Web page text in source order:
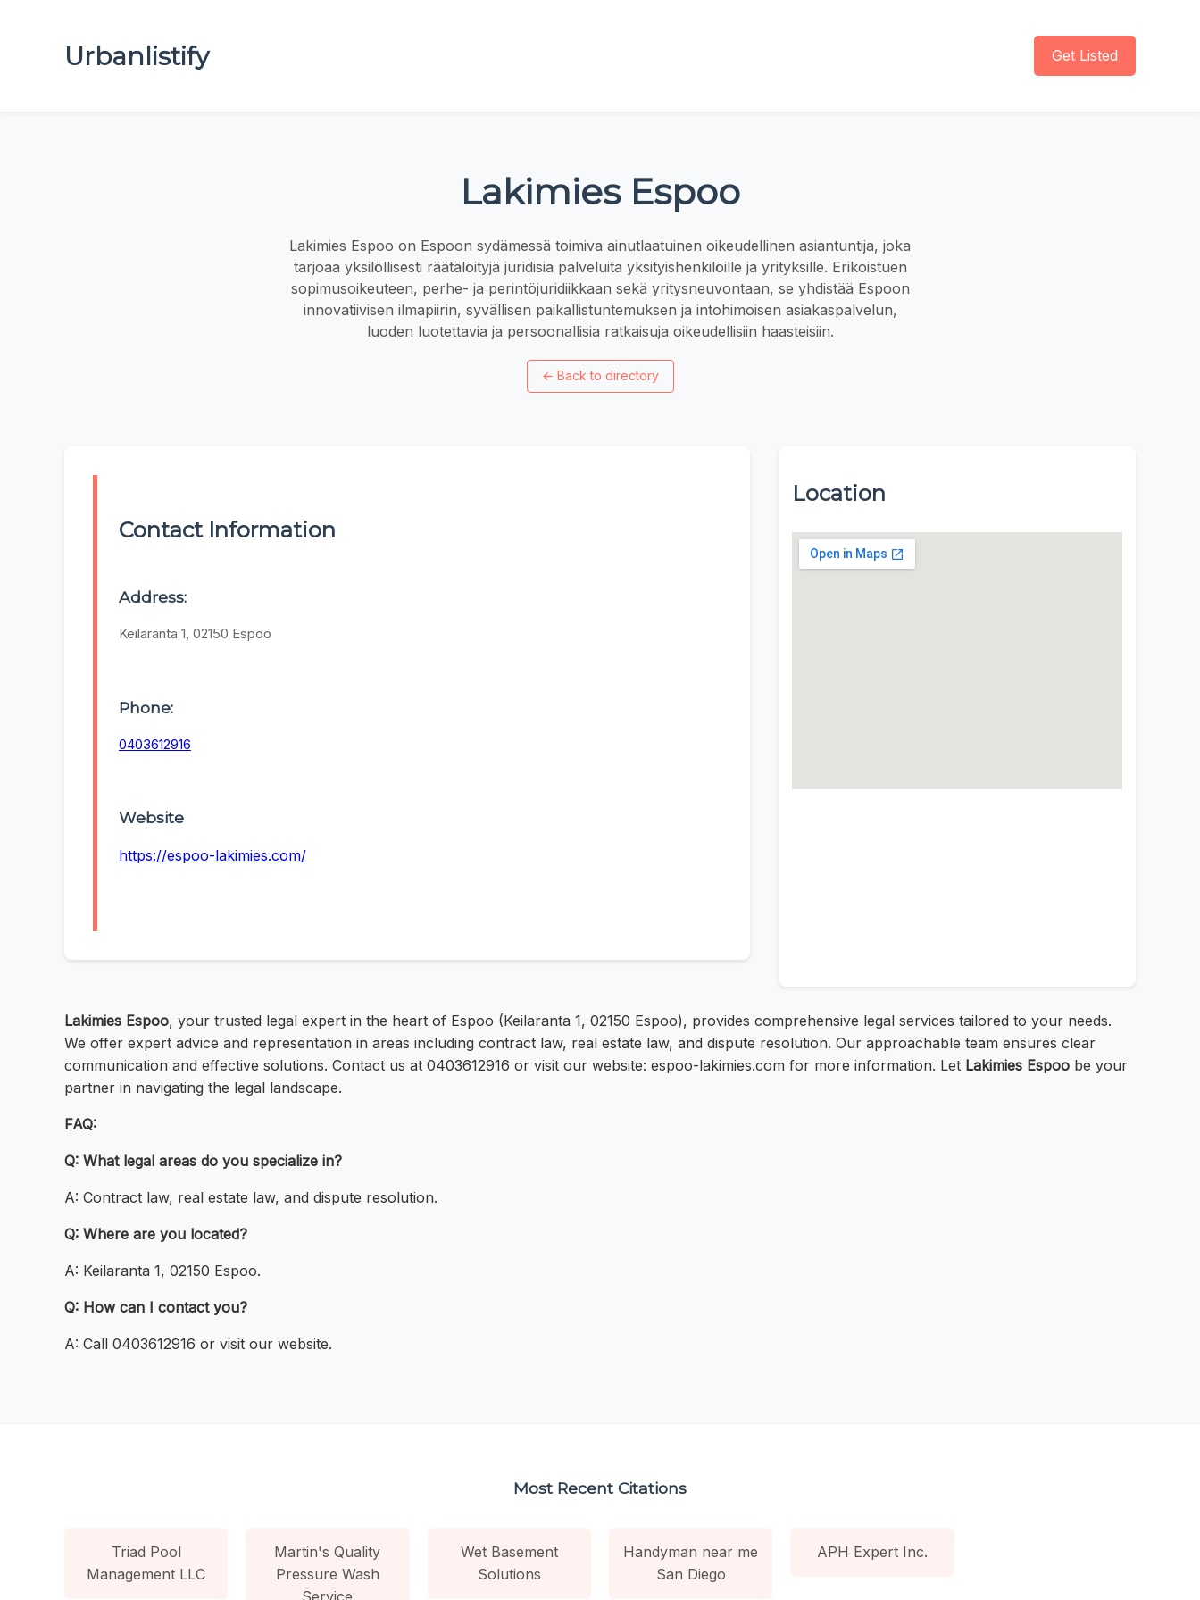
Urbanlistify Get Listed
Lakimies Espoo
Lakimies Espoo on Espoon sydämessä toimiva ainutlaatuinen oikeudellinen asiantuntija, joka
tarjoaa yksilöllisesti räätälöityjä juridisia palveluita yksityishenkilöille ja yrityksille. Erikoistuen
sopimusoikeuteen, perhe- ja perintöjuridiikkaan sekä yritysneuvontaan, se yhdistää Espoon
innovatiivisen ilmapiirin, syvällisen paikallistuntemuksen ja intohimoisen asiakaspalvelun,
luoden luotettavia ja persoonallisia ratkaisuja oikeudellisiin haasteisiin.
← Back to directory
Contact Information
Address:
Keilaranta 1, 02150 Espoo
Phone:
0403612916
Website
https://espoo-lakimies.com/
Location
Lakimies Espoo, your trusted legal expert in the heart of Espoo (Keilaranta 1, 02150 Espoo), provides comprehensive legal services tailored to your needs.
We offer expert advice and representation in areas including contract law, real estate law, and dispute resolution. Our approachable team ensures clear
communication and effective solutions. Contact us at 0403612916 or visit our website: espoo-lakimies.com for more information. Let Lakimies Espoo be your
partner in navigating the legal landscape.
FAQ:
Q: What legal areas do you specialize in?
A: Contract law, real estate law, and dispute resolution.
Q: Where are you located?
A: Keilaranta 1, 02150 Espoo.
Q: How can I contact you?
A: Call 0403612916 or visit our website.
Most Recent Citations
Triad Pool
Management LLC
Martin's Quality
Pressure Wash
Service
Wet Basement
Solutions
Handyman near me
San Diego
APH Expert Inc.